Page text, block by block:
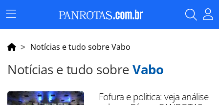
Menu
Principal
Notícias e tudo sobre Vabo
Notícias e tudo sobreVabo
Fofura e política: veja análise